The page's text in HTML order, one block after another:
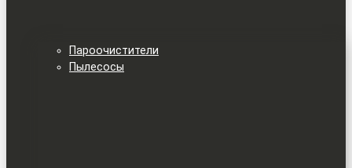
Пароочистители
Пылесосы